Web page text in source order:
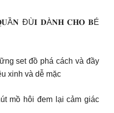
ĐÙ𝐈 𝐃À𝐍𝐇 𝐂𝐇𝐎 𝐁É
set đồ phá cách và đầy
xinh và dễ mặc
mồ hôi đem lại cảm giác